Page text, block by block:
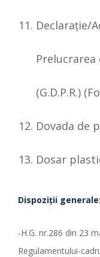
Declaraţie/
(G.D.P.R.)
Dovada de
Dosar
Dispoziții generale:
-H.G. nr.286 din 23
Regulamentului-